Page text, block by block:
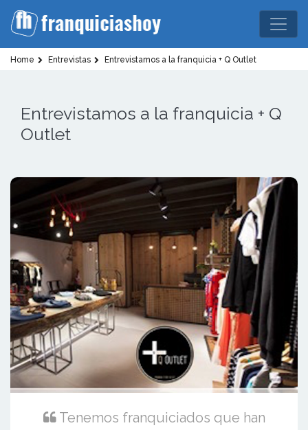
Home Entrevistas Entrevistamos a la franquicia + Q Outlet
Entrevistamos a la franquicia + Q
Outlet
Tenemos franquiciados que han